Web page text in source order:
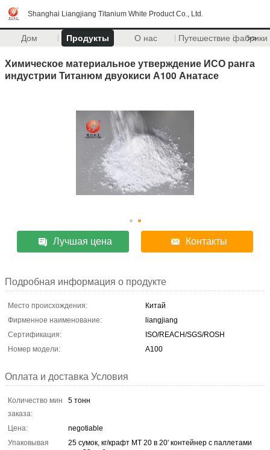
Shanghai Liangjiang Titanium White Product Co., Ltd.
Дом Продукты О нас Путешествие фабрики
>>
Химическое материальное утверждение ИСО ранга
индустрии Титанюм двуокиси А100 Анатасе
Лучшая цена Контакты
Подробная информация о продукте
Место происхождения:
Китай
Фирменное наименование:
liangjiang
Сертификация:
ISO/REACH/SGS/ROSH
Номер модели:
A100
Оплата и доставка Условия
Количество мин
заказа:
5 тонн
Цена:
negotiable
Упаковывая
25 сумок, кг/крафт МТ 20 в 20' контейнер с паллетами